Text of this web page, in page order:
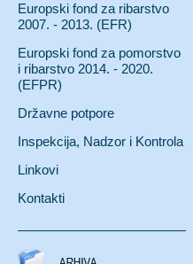
Europski fond za ribarstvo
2007. - 2013. (EFR)
Europski fond za pomorstvo
i ribarstvo 2014. - 2020.
(EFPR)
Državne potpore
Inspekcija, Nadzor i Kontrola
Linkovi
Kontakti